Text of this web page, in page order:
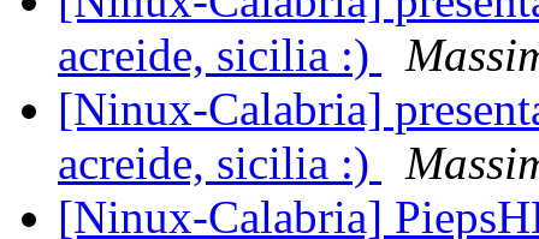
acreide, sicilia :)
[Ninux-Calabria]
acreide, sicilia :)
[Ninux-Calabria]